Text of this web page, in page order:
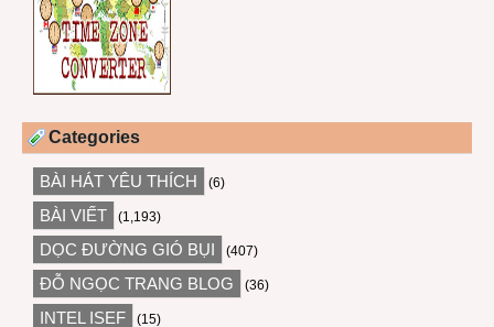
Categories
BÀI HÁT YÊU THÍCH (6)
BÀI VIẾT (1,193)
DỌC ĐƯỜNG GIÓ BỤI (407)
ĐỖ NGỌC TRANG BLOG (36)
INTEL ISEF (15)